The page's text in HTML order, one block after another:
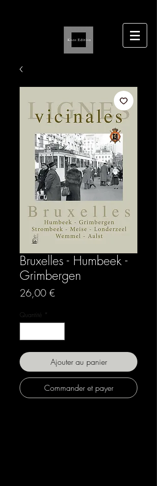
Bruxelles - Humbeek -
Grimbergen
26,00 €Prix
Quantité *
Ajouter au panier
Commander et payer